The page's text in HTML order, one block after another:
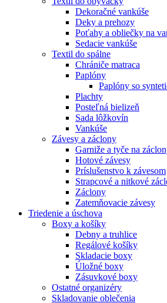
Dekoračné vankúše
Deky a prehozy
Poťahy a obliečky na
Sedacie vankúše
Textil do spálne
Chrániče matraca
Paplóny
Paplóny so
Plachty
Posteľná bielizeň
Sada lôžkovín
Vankúše
Závesy a záclony
Garniže a tyče na
Hotové závesy
Príslušenstvo k závesom
Strapcové a nitkové
Záclony
Zatemňovacie závesy
Triedenie a úschova
Boxy a košíky
Debny a truhlice
Regálové košíky
Skladacie boxy
Úložné boxy
Zásuvkové boxy
Ostatné organizéry
Skladovanie oblečenia